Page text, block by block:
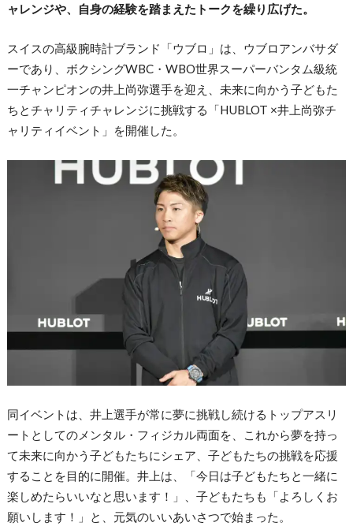
ャレンジや、自身の経験を踏まえたトークを繰り広げた。
スイスの高級腕時計ブランド「ウブロ」は、ウブロアンバサダ
ーであり、ボクシングWBC・WBO世界スーパーバンタム級統
一チャンピオンの井上尚弥選手を迎え、未来に向かう子どもた
ちとチャリティチャレンジに挑戦する「HUBLOT ×井上尚弥チ
ャリティイベント」を開催した。
同イベントは、井上選手が常に夢に挑戦し続けるトップアスリ
ートとしてのメンタル・フィジカル両面を、これから夢を持っ
て未来に向かう子どもたちにシェア、子どもたちの挑戦を応援
することを目的に開催。井上は、「今日は子どもたちと一緒に
楽しめたらいいなと思います！」、子どもたちも「よろしくお
願いします！」と、元気のいいあいさつで始まった。